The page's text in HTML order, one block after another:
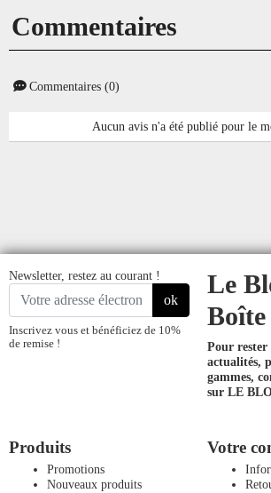
Commentaires
Commentaires (0)
Aucun avis n'a été publié pour le
Newsletter, restez au courant !
ok
Inscrivez vous et bénéficiez de 10%
de remise !
Le
Pour rester
actualités,
gammes,
sur LE
Produits
Promotions
Nouveaux produits
Votre